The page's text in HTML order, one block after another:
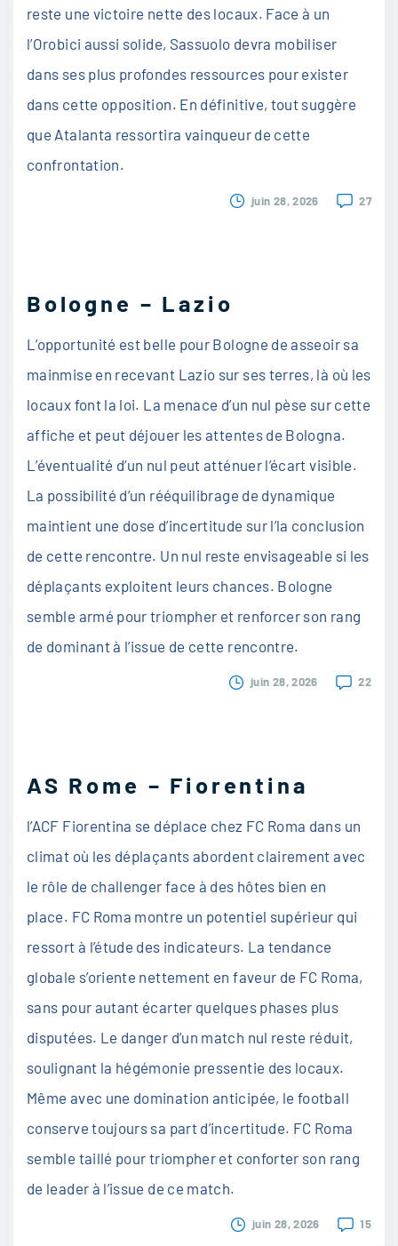
reste une victoire nette des locaux. Face à un
l’Orobici aussi solide, Sassuolo devra mobiliser
dans ses plus profondes ressources pour exister
dans cette opposition. En définitive, tout suggère
que Atalanta ressortira vainqueur de cette
confrontation.
27
juin 28, 2026
Bologne – Lazio
L’opportunité est belle pour Bologne de asseoir sa
mainmise en recevant Lazio sur ses terres, là où les
locaux font la loi. La menace d’un nul pèse sur cette
affiche et peut déjouer les attentes de Bologna.
L’éventualité d’un nul peut atténuer l’écart visible.
La possibilité d’un rééquilibrage de dynamique
maintient une dose d’incertitude sur l’la conclusion
de cette rencontre. Un nul reste envisageable si les
déplaçants exploitent leurs chances. Bologne
semble armé pour triompher et renforcer son rang
de dominant à l’issue de cette rencontre.
22
juin 28, 2026
AS Rome – Fiorentina
l’ACF Fiorentina se déplace chez FC Roma dans un
climat où les déplaçants abordent clairement avec
le rôle de challenger face à des hôtes bien en
place. FC Roma montre un potentiel supérieur qui
ressort à l’étude des indicateurs. La tendance
globale s’oriente nettement en faveur de FC Roma,
sans pour autant écarter quelques phases plus
disputées. Le danger d’un match nul reste réduit,
soulignant la hégémonie pressentie des locaux.
Même avec une domination anticipée, le football
conserve toujours sa part d’incertitude. FC Roma
semble taillé pour triompher et conforter son rang
de leader à l’issue de ce match.
15
juin 28, 2026